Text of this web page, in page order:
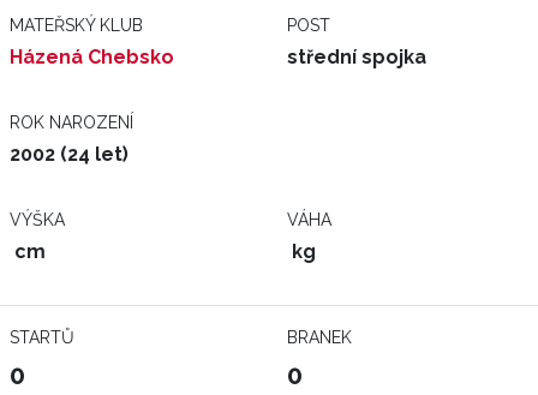
MATEŘSKÝ KLUB
Házená Chebsko
POST
střední spojka
ROK NAROZENÍ
2002 (24 let)
VÝŠKA
cm
VÁHA
kg
STARTŮ
0
BRANEK
0